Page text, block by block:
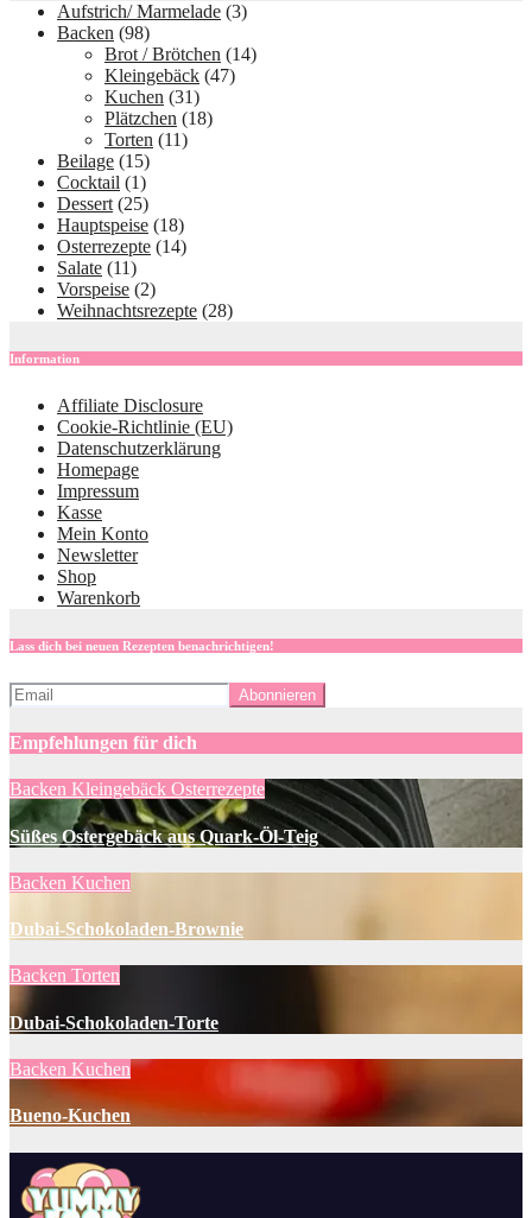
Aufstrich/ Marmelade (3)
Backen (98)
Brot / Brötchen (14)
Kleingebäck (47)
Kuchen (31)
Plätzchen (18)
Torten (11)
Beilage (15)
Cocktail (1)
Dessert (25)
Hauptspeise (18)
Osterrezepte (14)
Salate (11)
Vorspeise (2)
Weihnachtsrezepte (28)
Information
Affiliate Disclosure
Cookie-Richtlinie (EU)
Datenschutzerklärung
Homepage
Impressum
Kasse
Mein Konto
Newsletter
Shop
Warenkorb
Lass dich bei neuen Rezepten benachrichtigen!
Empfehlungen für dich
Backen Kleingebäck Osterrezepte
Süßes Ostergebäck aus Quark-Öl-Teig
Backen Kuchen
Dubai-Schokoladen-Brownie
Backen Torten
Dubai-Schokoladen-Torte
Backen Kuchen
Bueno-Kuchen